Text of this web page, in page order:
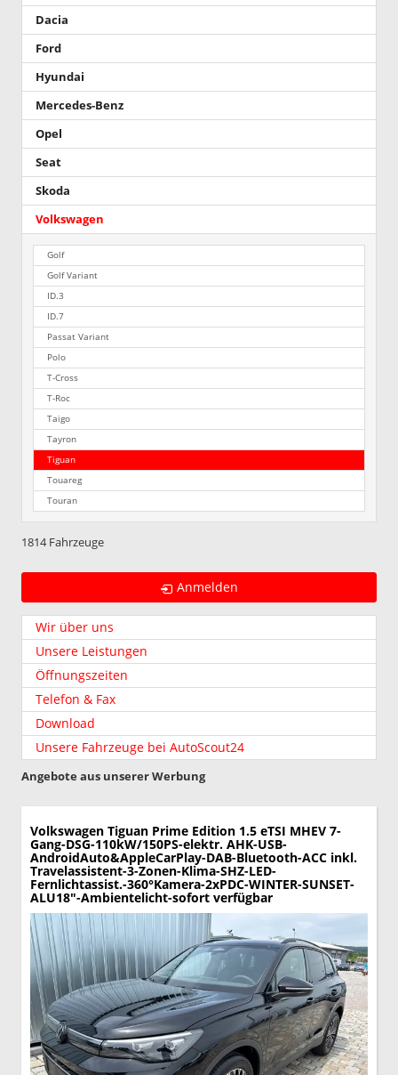
Dacia
Ford
Hyundai
Mercedes-Benz
Opel
Seat
Skoda
Volkswagen
Golf
Golf Variant
ID.3
ID.7
Passat Variant
Polo
T-Cross
T-Roc
Taigo
Tayron
Tiguan
Touareg
Touran
1814 Fahrzeuge
Anmelden
Wir über uns
Unsere Leistungen
Öffnungszeiten
Telefon & Fax
Download
Unsere Fahrzeuge bei AutoScout24
Angebote aus unserer Werbung
Volkswagen Tiguan Prime Edition 1.5 eTSI MHEV 7-
Gang-DSG-110kW/150PS-elektr. AHK-USB-
AndroidAuto&AppleCarPlay-DAB-Bluetooth-ACC inkl.
Travelassistent-3-Zonen-Klima-SHZ-LED-
Fernlichtassist.-360°Kamera-2xPDC-WINTER-SUNSET-
ALU18"-Ambientelicht-sofort verfügbar